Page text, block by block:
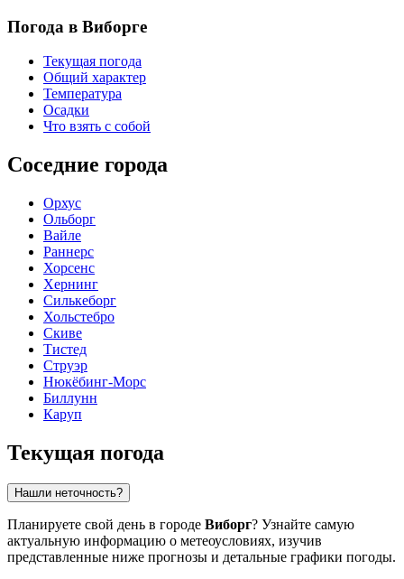
Погода в Виборге
Текущая погода
Общий характер
Температура
Осадки
Что взять с собой
Соседние города
Орхус
Ольборг
Вайле
Раннерс
Хорсенс
Хернинг
Силькеборг
Хольстебро
Скиве
Тистед
Струэр
Нюкёбинг-Морс
Биллунн
Каруп
Текущая погода
Нашли неточность?
Планируете свой день в городе Виборг? Узнайте самую
актуальную информацию о метеоусловиях, изучив
представленные ниже прогнозы и детальные графики погоды.